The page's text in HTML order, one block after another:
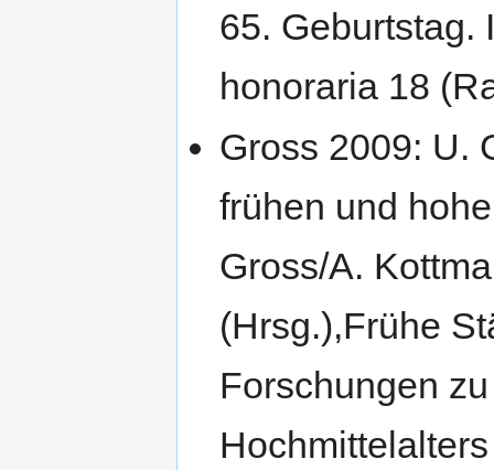
65. Geburtstag.
honoraria 18
Gross 2009: U.
frühen und
Gross/A.
(Hrsg.),Frühe
Forschungen